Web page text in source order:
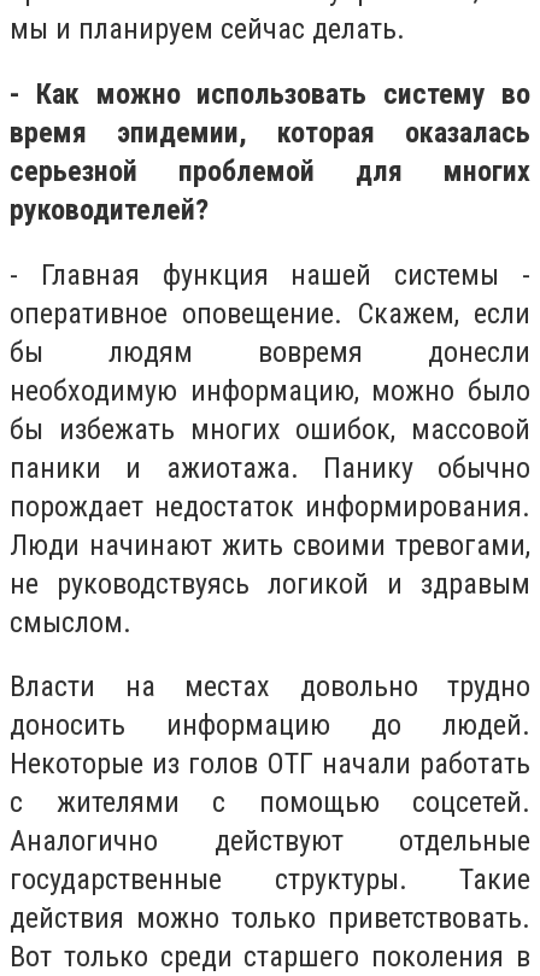
мы и планируем сейчас делать.
- Как можно использовать систему во
время эпидемии, которая оказалась
серьезной проблемой для многих
руководителей?
- Главная функция нашей системы -
оперативное оповещение. Скажем, если
бы людям вовремя донесли
необходимую информацию, можно было
бы избежать многих ошибок, массовой
паники и ажиотажа. Панику обычно
порождает недостаток информирования.
Люди начинают жить своими тревогами,
не руководствуясь логикой и здравым
смыслом.
Власти на местах довольно трудно
доносить информацию до людей.
Некоторые из голов ОТГ начали работать
с жителями с помощью соцсетей.
Аналогично действуют отдельные
государственные структуры. Такие
действия можно только приветствовать.
Вот только среди старшего поколения в